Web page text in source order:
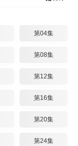
第04集
第08集
第12集
第16集
第20集
第24集